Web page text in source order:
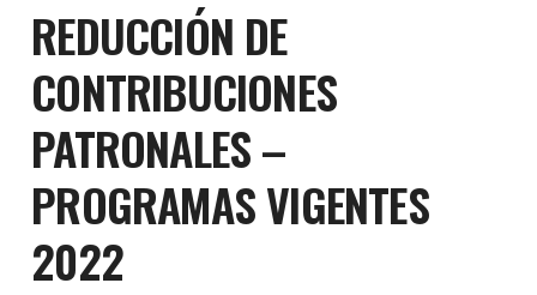
REDUCCIÓN DE
CONTRIBUCIONES
PATRONALES –
PROGRAMAS VIGENTES
2022